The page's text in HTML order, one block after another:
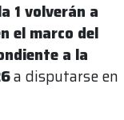
1 volverán a
el marco del
a la
a disputarse en